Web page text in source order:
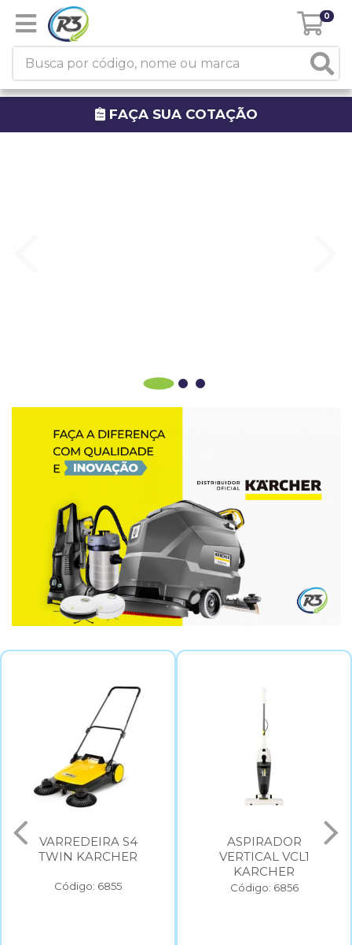
0
FAÇA SUA COTAÇÃO
VARREDEIRA S4
TWIN KARCHER
Código: 6855
ASPIRADOR
VERTICAL VCL1
KARCHER
Código: 6856